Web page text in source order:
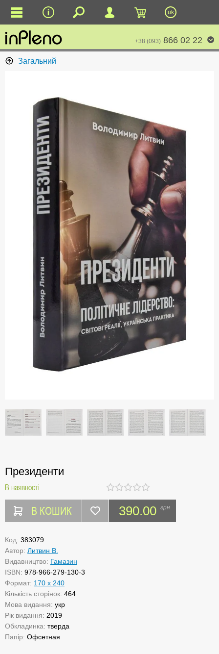
uk
+38 (093) 866 02 22
Загальний
Президенти
В наявності
В КОШИК 390.00 грн
Код: 383079
Автор: Литвин В.
Видавництво: Гамазин
ISBN: 978-966-279-130-3
Формат: 170 х 240
Кількість сторінок: 464
Мова видання: укр
Рік видання: 2019
Обкладинка: тверда
Папір: Офсетная